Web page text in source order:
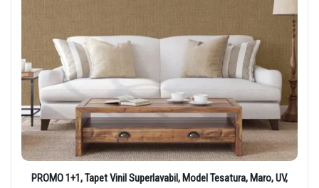
PROMO 1+1, Tapet Vinil Superlavabil, Model Tesatura, Maro, UV,